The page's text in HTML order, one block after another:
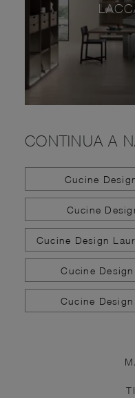
CONTINUA A
Cucine
Cucine
Cucine Design
Cucine
Cucine